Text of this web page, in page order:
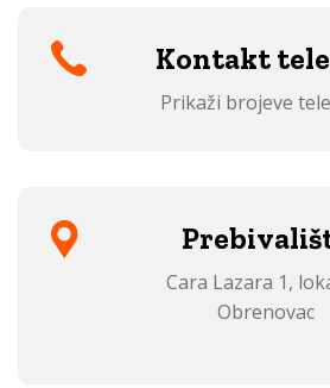
Kontakt
Prikaži brojeve
Cara Lazara 1,
Obrenovac